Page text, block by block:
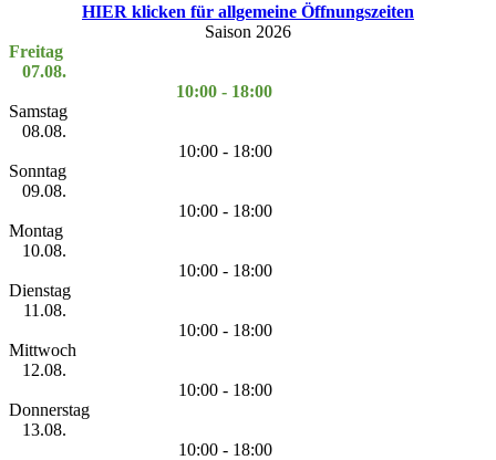
HIER klicken für allgemeine Öffnungszeiten
Saison 2026
Freitag
07.08.
10:00 - 18:00
Samstag
08.08.
10:00 - 18:00
Sonntag
09.08.
10:00 - 18:00
Montag
10.08.
10:00 - 18:00
Dienstag
11.08.
10:00 - 18:00
Mittwoch
12.08.
10:00 - 18:00
Donnerstag
13.08.
10:00 - 18:00